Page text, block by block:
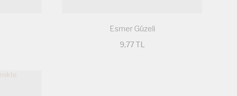
Esmer Güzeli
9,77 TL